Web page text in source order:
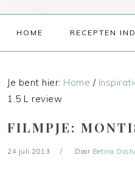
HOME RECEPTEN
Je bent hier: Home /
1.5 L review
FILMPJE:
24 juli 2013 Door Betina